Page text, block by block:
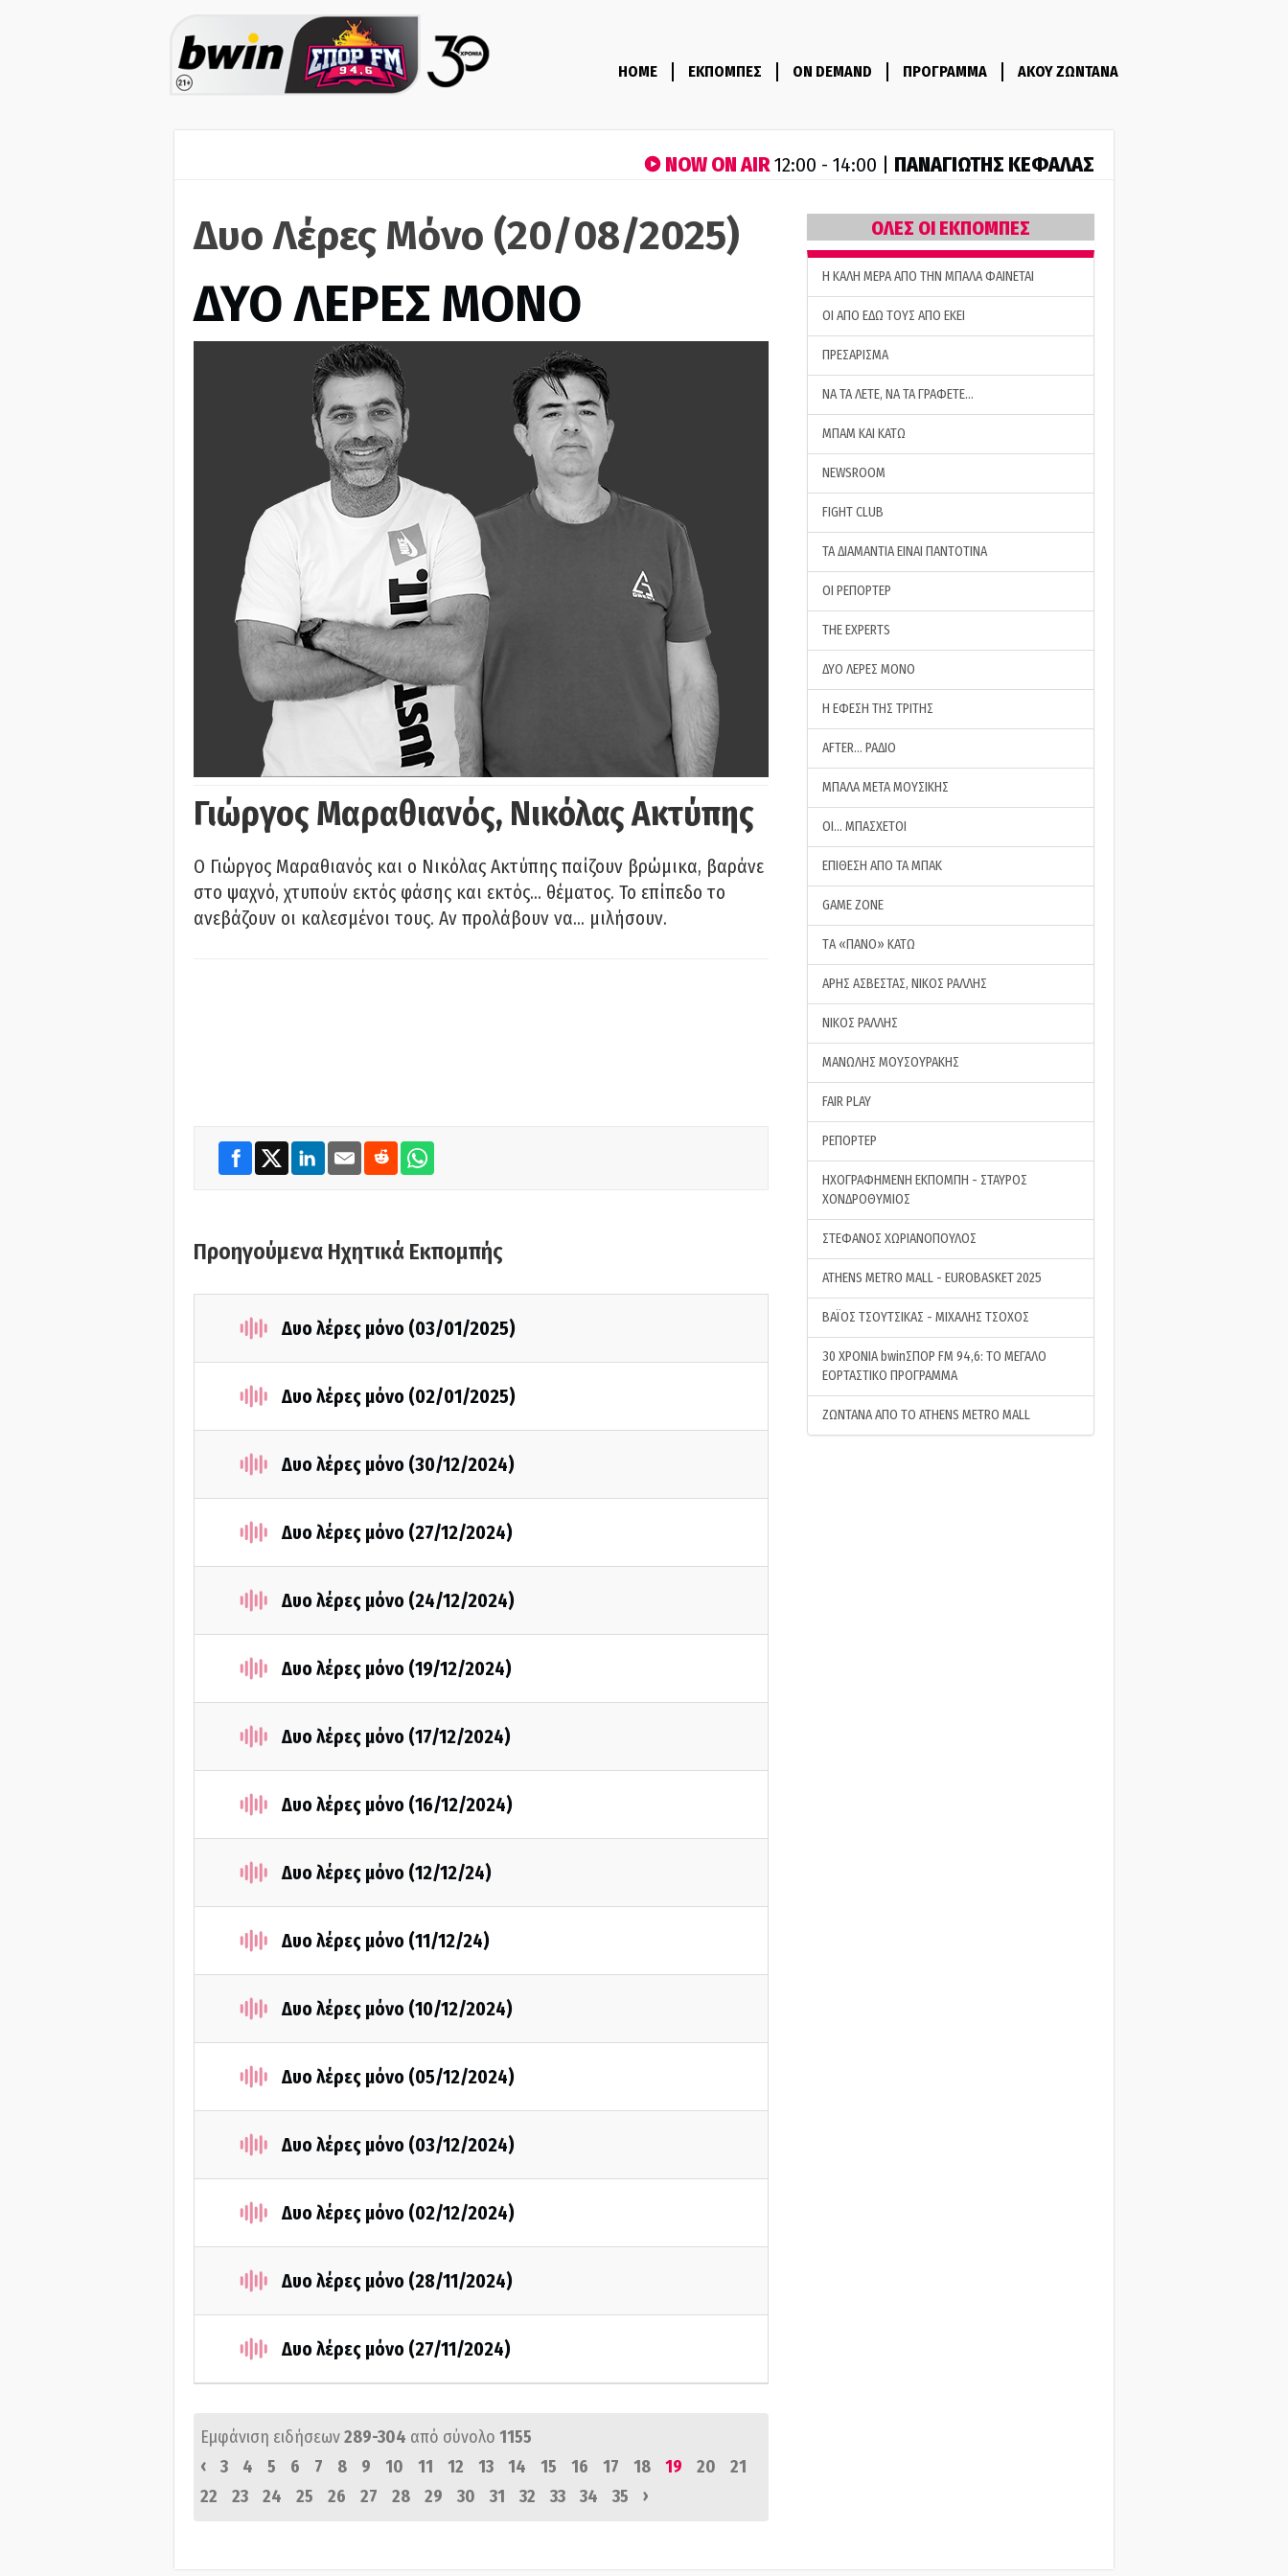
HOME ΕΚΠΟΜΠΕΣ ON DEMAND ΠΡΟΓΡΑΜΜΑ ΑΚΟΥ ΖΩΝΤΑΝΑ
NOW ON AIR12:00 - 14:00 | ΠΑΝΑΓΙΩΤΗΣ ΚΕΦΑΛΑΣ
Δυο Λέρες Μόνο (20/08/2025)
ΔΥΟ ΛΕΡΕΣ ΜΟΝΟ
Γιώργος Μαραθιανός, Νικόλας Ακτύπης
Ο Γιώργος Μαραθιανός και ο Νικόλας Ακτύπης παίζουν βρώμικα, βαράνε
στο ψαχνό, χτυπούν εκτός φάσης και εκτός… θέματος. Το επίπεδο το
ανεβάζουν οι καλεσμένοι τους. Αν προλάβουν να… μιλήσουν.
Προηγούμενα Ηχητικά Εκπομπής
Δυο λέρες μόνο (03/01/2025)
Δυο λέρες μόνο (02/01/2025)
Δυο λέρες μόνο (30/12/2024)
Δυο λέρες μόνο (27/12/2024)
Δυο λέρες μόνο (24/12/2024)
Δυο λέρες μόνο (19/12/2024)
Δυο λέρες μόνο (17/12/2024)
Δυο λέρες μόνο (16/12/2024)
Δυο λέρες μόνο (12/12/24)
Δυο λέρες μόνο (11/12/24)
Δυο λέρες μόνο (10/12/2024)
Δυο λέρες μόνο (05/12/2024)
Δυο λέρες μόνο (03/12/2024)
Δυο λέρες μόνο (02/12/2024)
Δυο λέρες μόνο (28/11/2024)
Δυο λέρες μόνο (27/11/2024)
Εμφάνιση ειδήσεων289-304 από σύνολο 1155
‹
3 4 5 6 7 8 9 10 11 12 13 14 15 16 17 18 19 20
21
22
23 24 25 26 27 28 29 30 31 32 33 34 35 ›
ΟΛΕΣ ΟΙ ΕΚΠΟΜΠΕΣ
H ΚΑΛΗ ΜΕΡΑ ΑΠΟ ΤΗΝ ΜΠΑΛΑ ΦΑΙΝΕΤΑΙ
ΟΙ ΑΠΟ ΕΔΩ ΤΟΥΣ ΑΠΟ ΕΚΕΙ
ΠΡΕΣΑΡΙΣΜΑ
ΝΑ ΤΑ ΛΕΤΕ, ΝΑ ΤΑ ΓΡΑΦΕΤΕ…
ΜΠΑΜ ΚΑΙ ΚΑΤΩ
NEWSROOM
FIGHT CLUB
ΤΑ ΔΙΑΜΑΝΤΙΑ ΕΙΝΑΙ ΠΑΝΤΟΤΙΝΑ
ΟΙ ΡΕΠΟΡΤΕΡ
THE EXPERTS
ΔΥΟ ΛΕΡΕΣ ΜΟΝΟ
Η ΕΦΕΣΗ ΤΗΣ ΤΡΙΤΗΣ
AFTER… ΡΑΔΙΟ
ΜΠΑΛΑ ΜΕΤΑ ΜΟΥΣΙΚΗΣ
ΟΙ… ΜΠΑΣΧΕΤΟΙ
ΕΠΙΘΕΣΗ ΑΠΟ ΤΑ ΜΠΑΚ
GAME ZONE
ΤA «ΠΑΝΟ» ΚΑΤΩ
ΑΡΗΣ ΑΣΒΕΣΤΑΣ, ΝΙΚΟΣ ΡΑΛΛΗΣ
ΝΙΚΟΣ ΡΑΛΛΗΣ
ΜΑΝΩΛΗΣ ΜΟΥΣΟΥΡΑΚΗΣ
FAIR PLAY
ΡΕΠΟΡΤΕΡ
ΗΧΟΓΡΑΦΗΜΕΝΗ ΕΚΠΟΜΠΗ - ΣΤΑΥΡΟΣ
ΧΟΝΔΡΟΘΥΜΙΟΣ
ΣΤΕΦΑΝΟΣ ΧΩΡΙΑΝΟΠΟΥΛΟΣ
ATHENS METRO MALL - EUROBASKET 2025
ΒΑΪΟΣ ΤΣΟΥΤΣΙΚΑΣ - ΜΙΧΑΛΗΣ ΤΣΟΧΟΣ
30 ΧΡΟΝΙΑ bwinΣΠΟΡ FM 94,6: ΤΟ ΜΕΓΑΛΟ
ΕΟΡΤΑΣΤΙΚΟ ΠΡΟΓΡΑΜΜΑ
ΖΩΝΤΑΝΑ ΑΠΟ ΤΟ ATHENS METRO MALL